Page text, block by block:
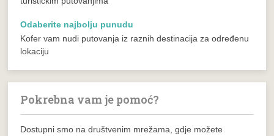
Odaberite najbolju punudu
Kofer vam nudi putovanja iz raznih destinacija za određenu
lokaciju
Pokrebna vam je pomoć?
Dostupni smo na društvenim mrežama, gdje možete